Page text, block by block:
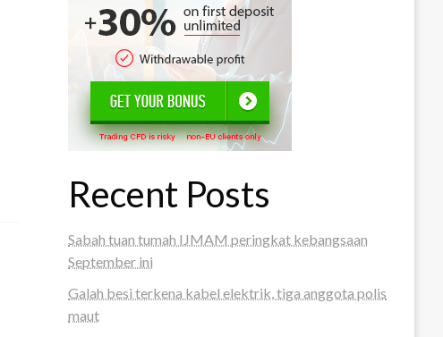
Recent Posts
Sabah tuan tumah IJMAM peringkat kebangsaan
September ini
Galah besi terkena kabel elektrik, tiga anggota polis
maut